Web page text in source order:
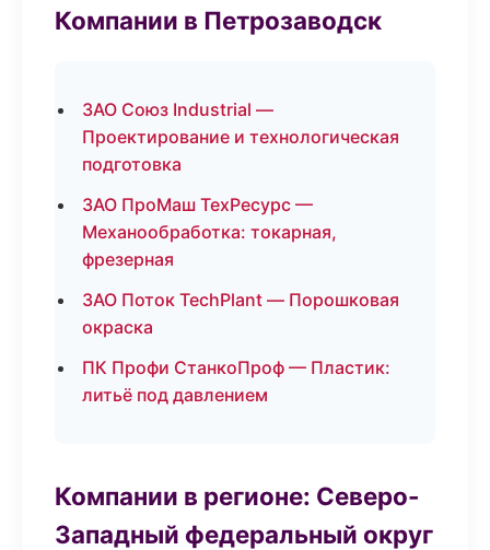
Компании в Петрозаводск
ЗАО Союз Industrial —
Проектирование и технологическая
подготовка
ЗАО ПроМаш ТехРесурс —
Механообработка: токарная,
фрезерная
ЗАО Поток TechPlant — Порошковая
окраска
ПК Профи СтанкоПроф — Пластик:
литьё под давлением
Компании в регионе: Северо-
Западный федеральный округ